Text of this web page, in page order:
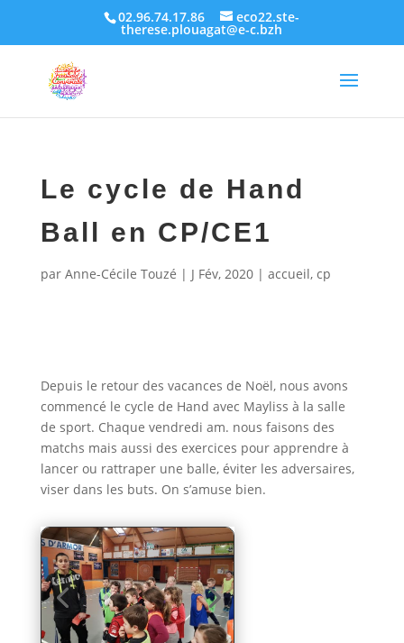
02.96.74.17.86 eco22.ste-
therese.plouagat@e-c.bzh
Le cycle de Hand
Ball en CP/CE1
par Anne-Cécile Touzé | J Fév, 2020| accueil, cp
Depuis le retour des vacances de Noël, nous avons
commencé le cycle de Hand avec Mayliss à la salle
de sport. Chaque vendredi am. nous faisons des
matchs mais aussi des exercices pour apprendre à
lancer ou rattraper une balle, éviter les adversaires,
viser dans les buts. On s’amuse bien.